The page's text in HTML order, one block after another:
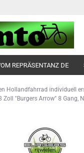
REPRÄSENTANZ DE
Hollandfahrrad individuell
Zoll "Burgers Arrow" 8 Gang,